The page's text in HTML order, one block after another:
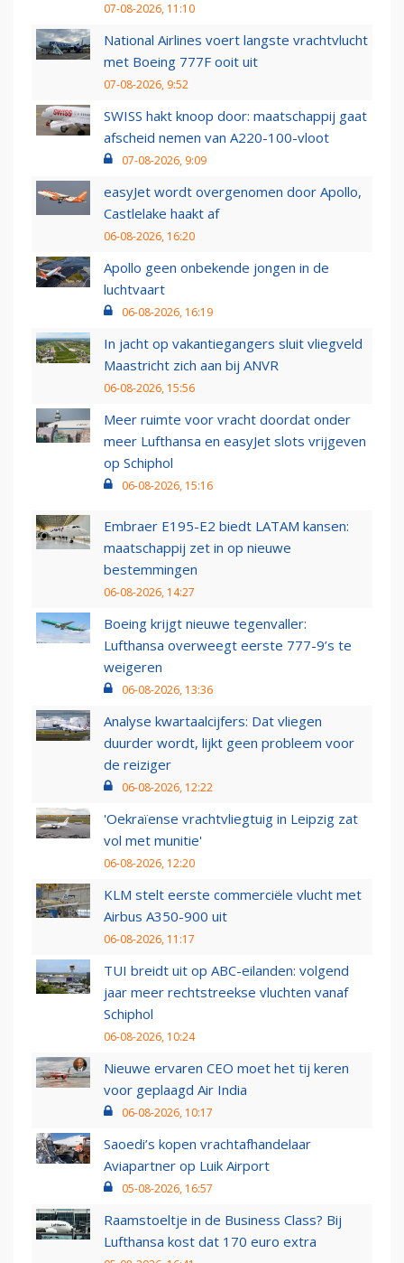
07-08-2026, 11:10
National Airlines voert langste vrachtvlucht
met Boeing 777F ooit uit
07-08-2026, 9:52
SWISS hakt knoop door: maatschappij gaat
afscheid nemen van A220-100-vloot
07-08-2026, 9:09
easyJet wordt overgenomen door Apollo,
Castlelake haakt af
06-08-2026, 16:20
Apollo geen onbekende jongen in de
luchtvaart
06-08-2026, 16:19
In jacht op vakantiegangers sluit vliegveld
Maastricht zich aan bij ANVR
06-08-2026, 15:56
Meer ruimte voor vracht doordat onder
meer Lufthansa en easyJet slots vrijgeven
op Schiphol
06-08-2026, 15:16
Embraer E195-E2 biedt LATAM kansen:
maatschappij zet in op nieuwe
bestemmingen
06-08-2026, 14:27
Boeing krijgt nieuwe tegenvaller:
Lufthansa overweegt eerste 777-9’s te
weigeren
06-08-2026, 13:36
Analyse kwartaalcijfers: Dat vliegen
duurder wordt, lijkt geen probleem voor
de reiziger
06-08-2026, 12:22
'Oekraïense vrachtvliegtuig in Leipzig zat
vol met munitie'
06-08-2026, 12:20
KLM stelt eerste commerciële vlucht met
Airbus A350-900 uit
06-08-2026, 11:17
TUI breidt uit op ABC-eilanden: volgend
jaar meer rechtstreekse vluchten vanaf
Schiphol
06-08-2026, 10:24
Nieuwe ervaren CEO moet het tij keren
voor geplaagd Air India
06-08-2026, 10:17
Saoedi’s kopen vrachtafhandelaar
Aviapartner op Luik Airport
05-08-2026, 16:57
Raamstoeltje in de Business Class? Bij
Lufthansa kost dat 170 euro extra